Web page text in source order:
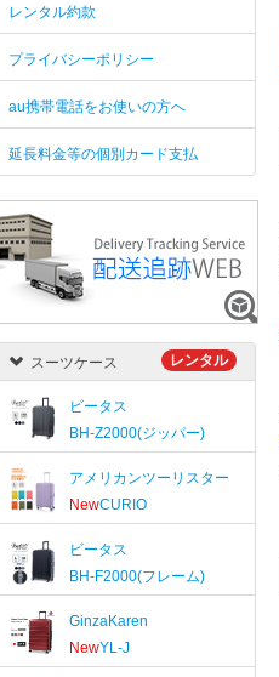
レンタル約款
プライバシーポリシー
au携帯電話をお使いの方へ
延長料金等の個別カード支払
スーツケース レンタル
ビータス
BH-Z2000(ジッパー)
アメリカンツーリスター
NewCURIO
ビータス
BH-F2000(フレーム)
GinzaKaren
NewYL-J